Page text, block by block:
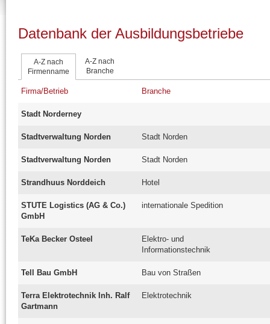
Datenbank der Ausbildungsbetriebe
A-Z nach
Firmenname
A-Z nach
Branche
Firma/Betrieb Branche
Stadt Norderney
Stadtverwaltung Norden Stadt Norden
Stadtverwaltung Norden Stadt Norden
Strandhuus Norddeich Hotel
STUTE Logistics (AG & Co.)
GmbH
internationale Spedition
TeKa Becker Osteel
Elektro- und
Informationstechnik
Tell Bau GmbH Bau von Straßen
Terra Elektrotechnik Inh. Ralf
Gartmann
Elektrotechnik